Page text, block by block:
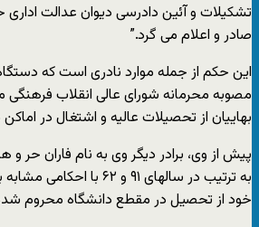
تشکیلات و آئین دادرسی دیوان عدالت
صادر و اعلام می گرد.”
این حکم از جمله موارد نادری است که
مصوبه محرمانه شورای عالی انقلاب
بهاییان از تحصیلات عالیه و اشتغال در
پیش از وی، برادر دیگر وی به نام فاران حر و
به ترتیب در سالهای ۹۱ و ۶۲
خود از تحصیل در مقطع دانشگاه محروم